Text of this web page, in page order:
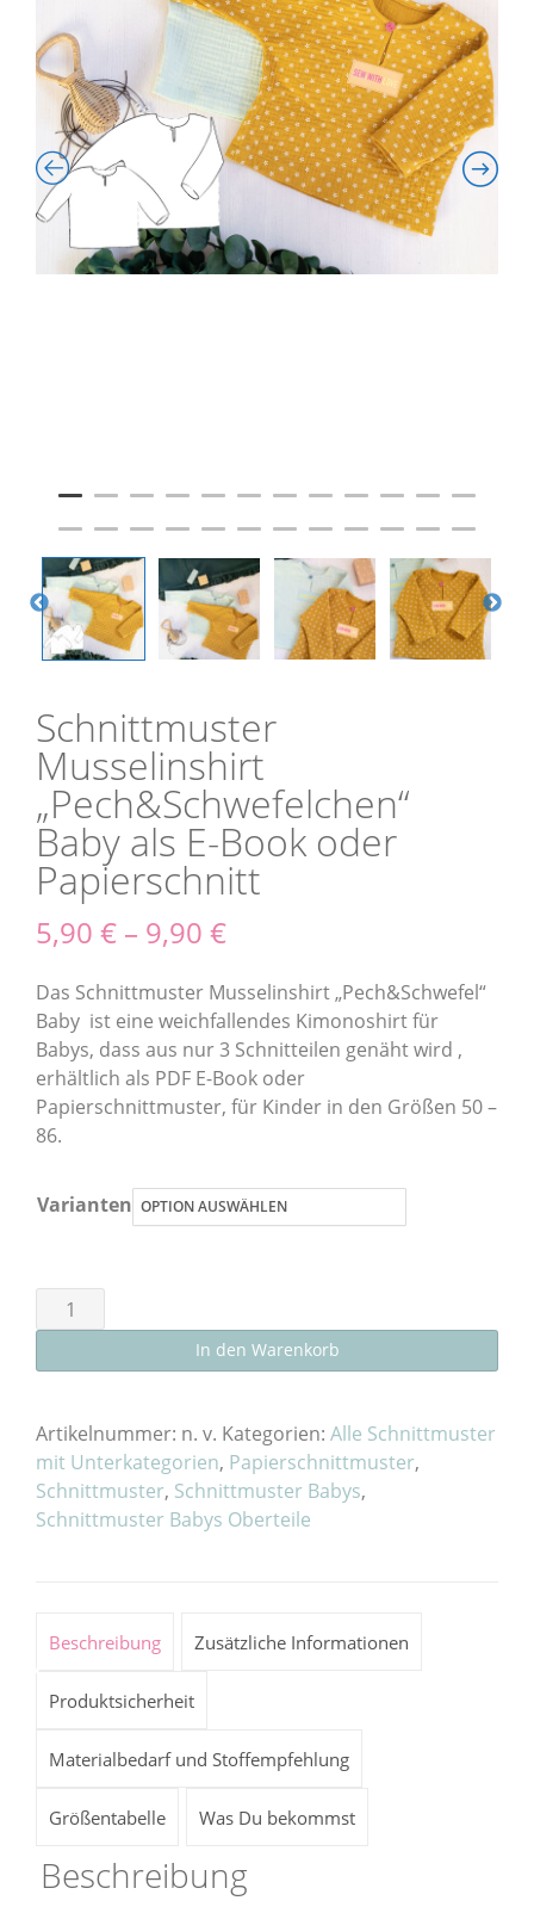
Schnittmuster
Musselinshirt
„Pech&Schwefelchen“
Baby als E-Book oder
Papierschnitt
5,90 € – 9,90 €
Das Schnittmuster Musselinshirt „Pech&Schwefel“
Baby ist eine weichfallendes Kimonoshirt für
Babys, dass aus nur 3 Schnitteilen genäht wird ,
erhältlich als PDF E-Book oder
Papierschnittmuster, für Kinder in den Größen 50 –
86.
Varianten
Schnittmuster
Musselinshirt
"Pech&Schwefelchen"
als
E-
Book
oder
In den Warenkorb
Artikelnummer: n. v. Kategorien: Alle Schnittmuster
mit Unterkategorien, Papierschnittmuster,
Schnittmuster, Schnittmuster Babys,
Schnittmuster Babys Oberteile
Beschreibung Zusätzliche Informationen
Produktsicherheit
Materialbedarf und Stoffempfehlung
Größentabelle Was Du bekommst
Beschreibung